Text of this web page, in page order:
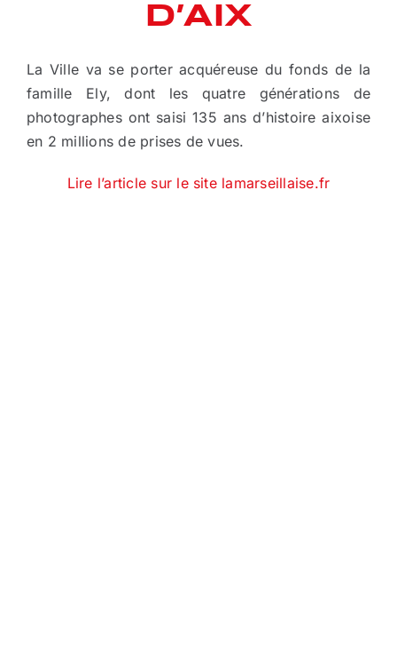
D’AIX
La Ville va se porter acquéreuse du fonds de la
famille Ely, dont les quatre générations de
photographes ont saisi 135 ans d’histoire aixoise
en 2 millions de prises de vues.
Lire l’article sur le site lamarseillaise.fr